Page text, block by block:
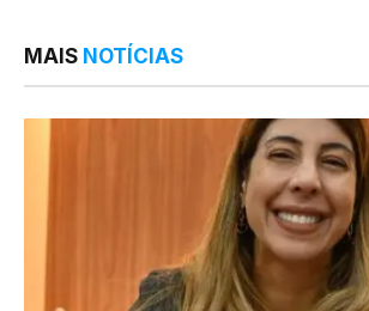
MAIS NOTÍCIAS